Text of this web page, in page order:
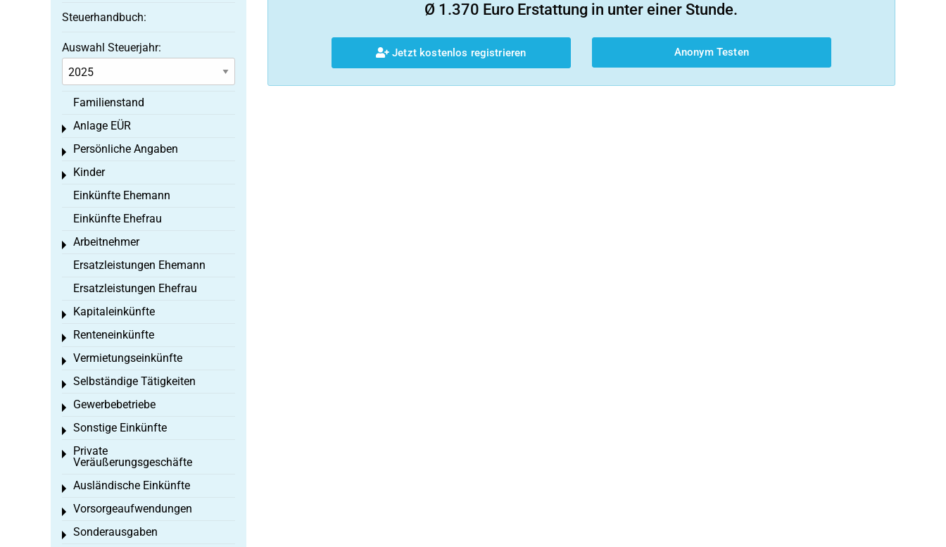
Ø 1.370 Euro Erstattung in unter einer Stunde.
Jetzt kostenlos registrieren Anonym Testen
Steuerhandbuch:
Auswahl Steuerjahr:
Familienstand
Anlage EÜR
Toggle menu
Persönliche Angaben
Toggle menu
Kinder
Toggle menu
Einkünfte Ehemann
Einkünfte Ehefrau
Arbeitnehmer
Toggle menu
Ersatzleistungen Ehemann
Ersatzleistungen Ehefrau
Kapitaleinkünfte
Toggle menu
Renteneinkünfte
Toggle menu
Vermietungseinkünfte
Toggle menu
Selbständige Tätigkeiten
Toggle menu
Gewerbebetriebe
Toggle menu
Sonstige Einkünfte
Toggle menu
Private
Veräußerungsgeschäfte
Toggle menu
Ausländische Einkünfte
Toggle menu
Vorsorgeaufwendungen
Toggle menu
Sonderausgaben
Toggle menu